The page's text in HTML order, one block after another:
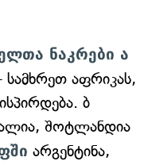
ნაკრები ა
აფრიკას,
ბ
შოტლანდია
არგენტინა,